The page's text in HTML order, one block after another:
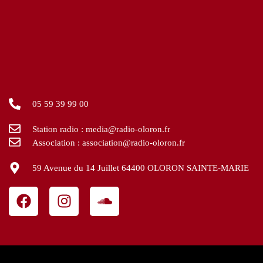
05 59 39 99 00
Station radio : media@radio-oloron.fr
Association : association@radio-oloron.fr
59 Avenue du 14 Juillet 64400 OLORON SAINTE-MARIE